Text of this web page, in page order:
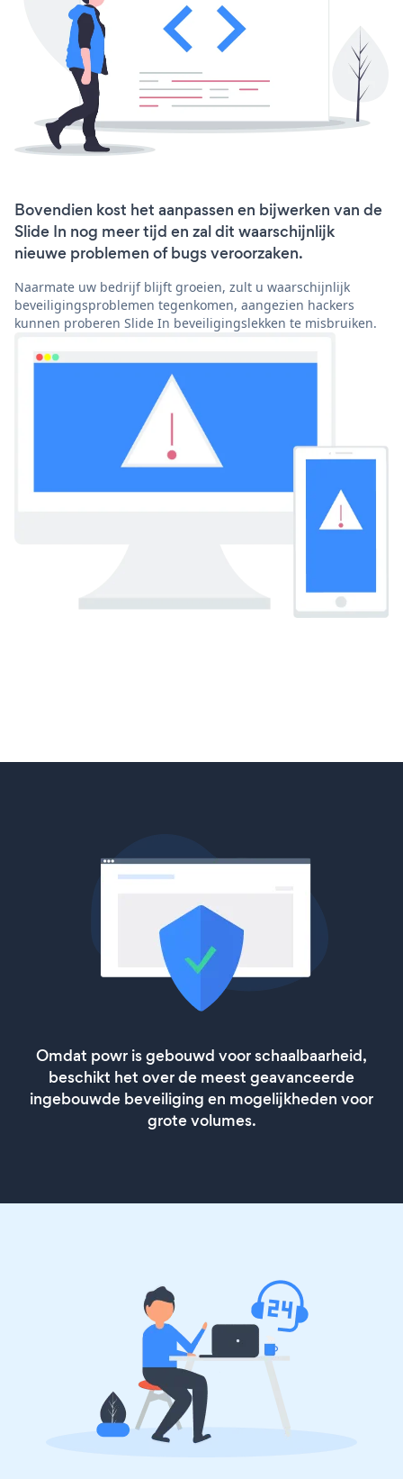
Bovendien kost het aanpassen en bijwerken van de
Slide In nog meer tijd en zal dit waarschijnlijk
nieuwe problemen of bugs veroorzaken.
Naarmate uw bedrijf blijft groeien, zult u waarschijnlijk
beveiligingsproblemen tegenkomen, aangezien hackers
kunnen proberen Slide In beveiligingslekken te misbruiken.
Omdat powr is gebouwd voor schaalbaarheid,
beschikt het over de meest geavanceerde
ingebouwde beveiliging en mogelijkheden voor
grote volumes.